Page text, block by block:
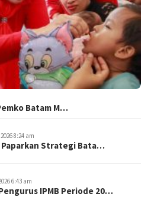
Batam M…
8:24 am
Paparkan Strategi Bata…
6:43 am
IPMB Periode 20…